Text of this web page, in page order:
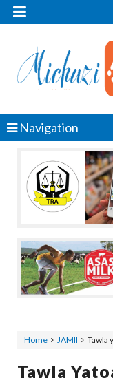

Navigation
Home JAMII Tawla
Tawla